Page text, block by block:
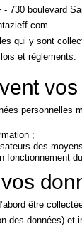
- 730 boulevard
qui y sont
et règlements.
personnelles
;
des
fonctionnement
être
des données) et